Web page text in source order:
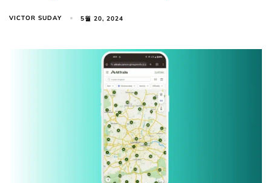
VICTOR SUDAY 5월 20, 2024